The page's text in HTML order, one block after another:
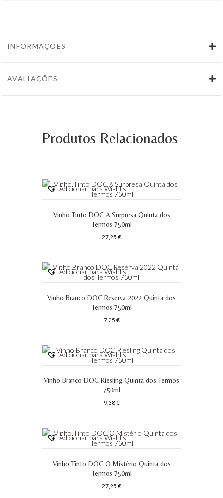
INFORMAÇÕES
AVALIAÇÕES
Produtos Relacionados
Adicionar para Wishlist
Vinho Tinto DOC A Surpresa Quinta dos
Termos 750ml
27,25 €
Adicionar para Wishlist
Vinho Branco DOC Reserva 2022 Quinta dos
Termos 750ml
7,35 €
Adicionar para Wishlist
Vinho Branco DOC Riesling Quinta dos Termos
750ml
9,38€
Adicionar para Wishlist
Vinho Tinto DOC O Mistério Quinta dos
Termos 750ml
27,25 €